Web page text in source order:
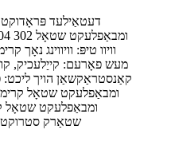
דעטאַילעד פּראָדוקט
מעש פאָרעם: קייַלעכיק,
קאַנסטראַקשאַן הויך ליכט:
ומבאַפלעקט שטאָל
שטאַרק